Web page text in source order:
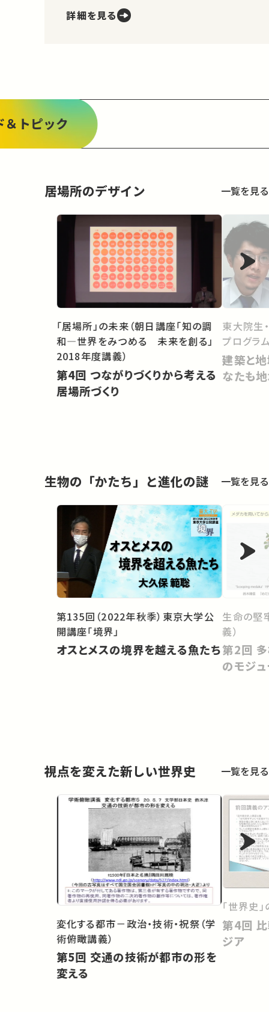
詳細を見る
＆トピック
居場所のデザイン 一覧を見る
「居場所」の未来（朝日講座「知の調
和―世界をみつめる 未来を創る」
2018年度講義）
第4回 つながりづくりから考える
居場所づくり
東大院生
プログラ
建築と
なたも地
生物の「かたち」と進化の謎 一覧を見る
第135回（2022年秋季）東京大学公
開講座「境界」
オスとメスの境界を越える魚たち
生命の堅
義）
第2回 多様な形を創出する発生
のモジ
視点を変えた新しい世界史 一覧を見る
変化する都市－政治・技術・祝祭（学
術俯瞰講義）
第5回 交通の技術が都市の形を
変える
「世界史
第4回 比較史のなかの日本・ア
ジア